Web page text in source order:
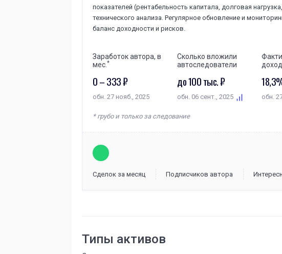
показателей (рентабельность капитала, долговая
технического анализа. Регулярное обновление и
баланс доходности и рисков.
Заработок автора, в
мес. *
0 – 333 ₽
обн. 27 нояб., 2025
Сколько вложили
автоследователи
до 100 тыс. ₽
обн. 06 сент., 2025 обн.
* грубо и только за следование
Сделок за месяц Подписчиков автора
Типы активов